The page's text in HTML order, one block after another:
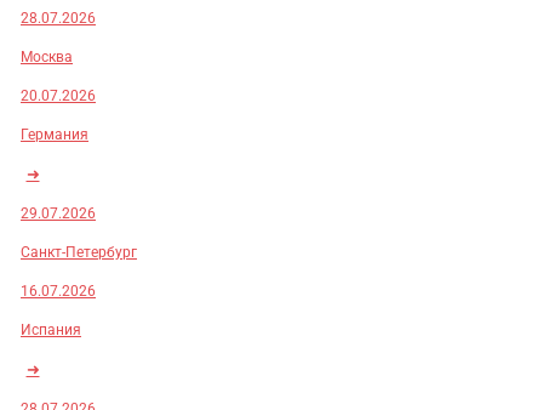
28.07.2026
Москва
20.07.2026
Германия
➜
29.07.2026
Санкт-Петербург
16.07.2026
Испания
➜